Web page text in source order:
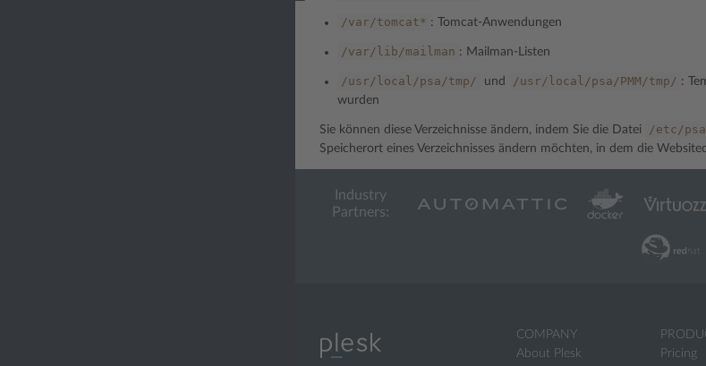
/var/tomcat* : Tomcat-Anwendungen
/var/lib/mailman : Mailman-Listen
/usr/local/psa/tmp/ und /usr/local/psa/PMM/tmp/ :
wurden
Sie können diese Verzeichnisse ändern, indem Sie die Datei /etc/
Speicherort eines Verzeichnisses ändern möchten, in dem die
Industry
Partners:
COMPANY
About Plesk
Pricing